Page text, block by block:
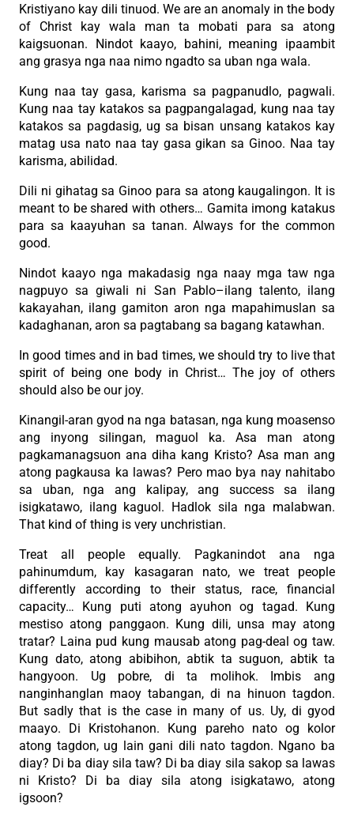
Kristiyano kay dili tinuod. We are an anomaly in the body
of Christ kay wala man ta mobati para sa atong
kaigsuonan. Nindot kaayo, bahini, meaning ipaambit
ang grasya nga naa nimo ngadto sa uban nga wala.
Kung naa tay gasa, karisma sa pagpanudlo, pagwali.
Kung naa tay katakos sa pagpangalagad, kung naa tay
katakos sa pagdasig, ug sa bisan unsang katakos kay
matag usa nato naa tay gasa gikan sa Ginoo. Naa tay
karisma, abilidad.
Dili ni gihatag sa Ginoo para sa atong kaugalingon. It is
meant to be shared with others… Gamita imong katakus
para sa kaayuhan sa tanan. Always for the common
good.
Nindot kaayo nga makadasig nga naay mga taw nga
nagpuyo sa giwali ni San Pablo–ilang talento, ilang
kakayahan, ilang gamiton aron nga mapahimuslan sa
kadaghanan, aron sa pagtabang sa bagang katawhan.
In good times and in bad times, we should try to live that
spirit of being one body in Christ… The joy of others
should also be our joy.
Kinangil-aran gyod na nga batasan, nga kung moasenso
ang inyong silingan, maguol ka. Asa man atong
pagkamanagsuon ana diha kang Kristo? Asa man ang
atong pagkausa ka lawas? Pero mao bya nay nahitabo
sa uban, nga ang kalipay, ang success sa ilang
isigkatawo, ilang kaguol. Hadlok sila nga malabwan.
That kind of thing is very unchristian.
Treat all people equally. Pagkanindot ana nga
pahinumdum, kay kasagaran nato, we treat people
differently according to their status, race, financial
capacity… Kung puti atong ayuhon og tagad. Kung
mestiso atong panggaon. Kung dili, unsa may atong
tratar? Laina pud kung mausab atong pag-deal og taw.
Kung dato, atong abibihon, abtik ta suguon, abtik ta
hangyoon. Ug pobre, di ta molihok. Imbis ang
nanginhanglan maoy tabangan, di na hinuon tagdon.
But sadly that is the case in many of us. Uy, di gyod
maayo. Di Kristohanon. Kung pareho nato og kolor
atong tagdon, ug lain gani dili nato tagdon. Ngano ba
diay? Di ba diay sila taw? Di ba diay sila sakop sa lawas
ni Kristo? Di ba diay sila atong isigkatawo, atong
igsoon?